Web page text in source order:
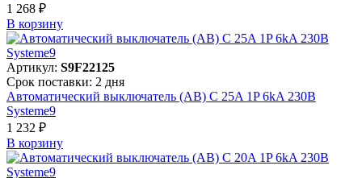
1 268 ₽
В корзинy
Артикул: S9F22125
Срок поставки: 2 дня
Автоматический выключатель (АВ) C 25A 1P 6kA 230В
Systeme9
1 232 ₽
В корзинy